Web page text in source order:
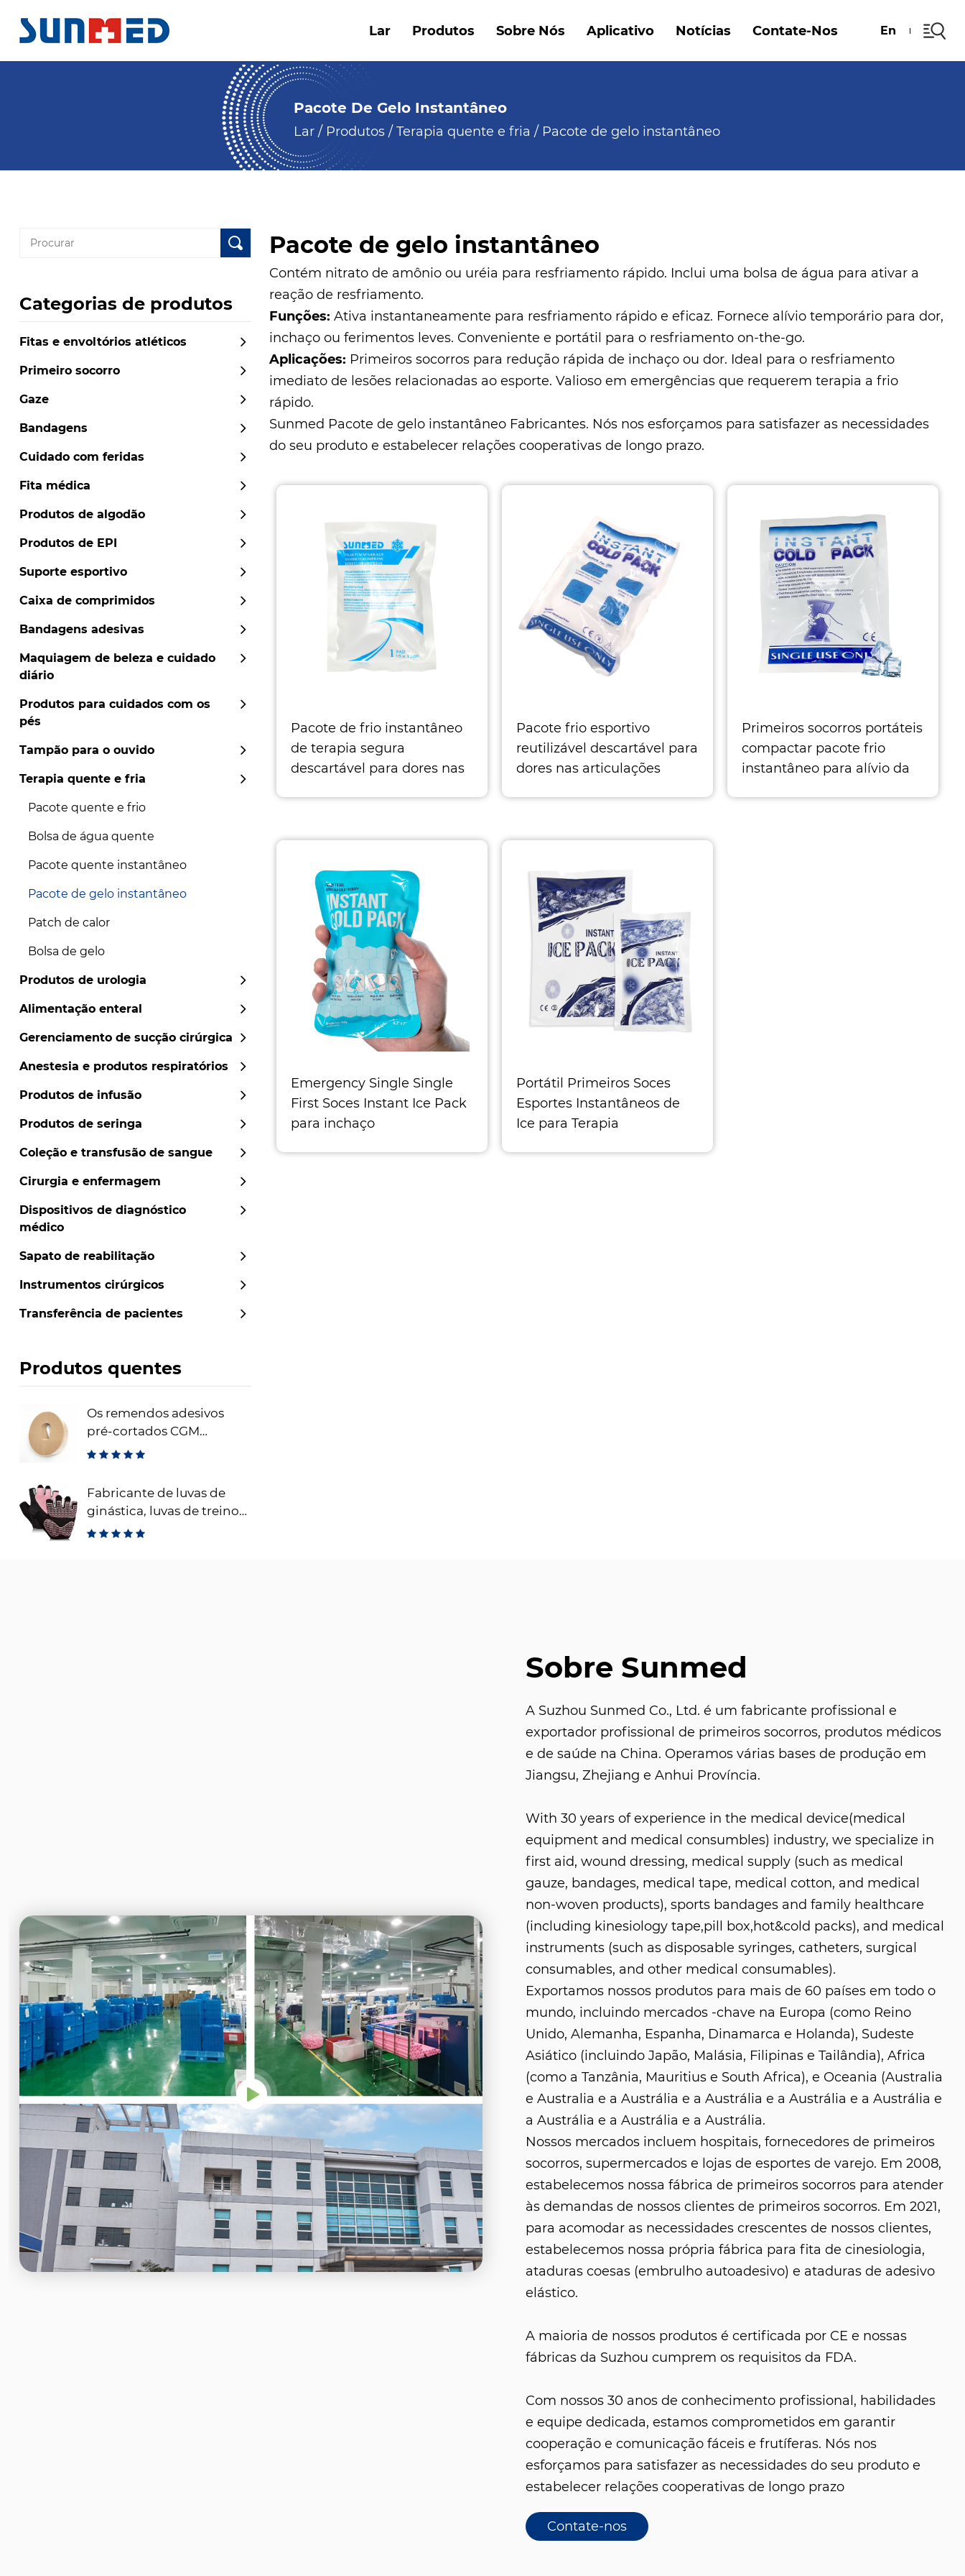
Lar Produtos Sobre Nós Aplicativo Notícias Contate-Nos En
Pacote De Gelo Instantâneo
Lar/ Produtos/ Terapia quente e fria / Pacote de gelo instantâneo
Categorias de produtos
Fitas e envoltórios atléticos
Primeiro socorro
Gaze
Bandagens
Cuidado com feridas
Fita médica
Produtos de algodão
Produtos de EPI
Suporte esportivo
Caixa de comprimidos
Bandagens adesivas
Maquiagem de beleza e cuidado
diário
Produtos para cuidados com os
pés
Tampão para o ouvido
Terapia quente e fria
Pacote quente e frio
Bolsa de água quente
Pacote quente instantâneo
Pacote de gelo instantâneo
Patch de calor
Bolsa de gelo
Produtos de urologia
Alimentação enteral
Gerenciamento de sucção cirúrgica
Anestesia e produtos respiratórios
Produtos de infusão
Produtos de seringa
Coleção e transfusão de sangue
Cirurgia e enfermagem
Dispositivos de diagnóstico
médico
Sapato de reabilitação
Instrumentos cirúrgicos
Transferência de pacientes
Produtos quentes
Os remendos adesivos
pré-cortados CGM
Dexcom remendos
sensor à prova d'água
Fabricante de luvas de
ginástica, luvas de treino
sem dedos para
Pacote de gelo instantâneo
Contém nitrato de amônio ou uréia para resfriamento rápido. Inclui uma bolsa de água para ativar a
reação de resfriamento.
Funções:Ativa instantaneamente para resfriamento rápido e eficaz. Fornece alívio temporário para dor,
inchaço ou ferimentos leves. Conveniente e portátil para o resfriamento on-the-go.
Aplicações: Primeiros socorros para redução rápida de inchaço ou dor. Ideal para o resfriamento
imediato de lesões relacionadas ao esporte. Valioso em emergências que requerem terapia a frio
rápido.
Sunmed Pacote de gelo instantâneo Fabricantes. Nós nos esforçamos para satisfazer as necessidades
do seu produto e estabelecer relações cooperativas de longo prazo.
Pacote de frio instantâneo
de terapia segura
descartável para dores nas
frio e efic
Pacote frio esportivo
reutilizável descartável para
dores nas articulações
Primeiros socorros portáteis
compactar pacote frio
instantâneo para alívio da
Emergency Single Single
First Soces Instant Ice Pack
para inchaço
Portátil Primeiros Soces
Esportes Instantâneos de
Ice para Terapia
Sobre Sunmed
A Suzhou Sunmed Co., Ltd. é um fabricante profissional e
exportador profissional de primeiros socorros, produtos médicos
e de saúde na China. Operamos várias bases de produção em
Jiangsu, Zhejiang e Anhui Província.
With 30 years of experience in the medical device(medical
equipment and medical consumbles) industry, we specialize in
first aid, wound dressing, medical supply (such as medical
gauze, bandages, medical tape, medical cotton, and medical
non-woven products), sports bandages and family healthcare
(including kinesiology tape,pill box,hot&cold packs), and medical
instruments (such as disposable syringes, catheters, surgical
consumables, and other medical consumables).
Exportamos nossos produtos para mais de 60 países em todo o
mundo, incluindo mercados -chave na Europa (como Reino
Unido, Alemanha, Espanha, Dinamarca e Holanda), Sudeste
Asiático (incluindo Japão, Malásia, Filipinas e Tailândia), Africa
(como a Tanzânia, Mauritius e South Africa), e Oceania (Australia
e Australia e a Austrália e a Austrália e a Austrália e a Austrália e
a Austrália e a Austrália e a Austrália.
Nossos mercados incluem hospitais, fornecedores de primeiros
socorros, supermercados e lojas de esportes de varejo. Em 2008,
estabelecemos nossa fábrica de primeiros socorros para atender
às demandas de nossos clientes de primeiros socorros. Em 2021,
para acomodar as necessidades crescentes de nossos clientes,
estabelecemos nossa própria fábrica para fita de cinesiologia,
ataduras coesas (embrulho autoadesivo) e ataduras de adesivo
elástico.
A maioria de nossos produtos é certificada por CE e nossas
fábricas da Suzhou cumprem os requisitos da FDA.
Com nossos 30 anos de conhecimento profissional, habilidades
e equipe dedicada, estamos comprometidos em garantir
cooperação e comunicação fáceis e frutíferas. Nós nos
esforçamos para satisfazer as necessidades do seu produto e
estabelecer relações cooperativas de longo prazo
Contate-nos